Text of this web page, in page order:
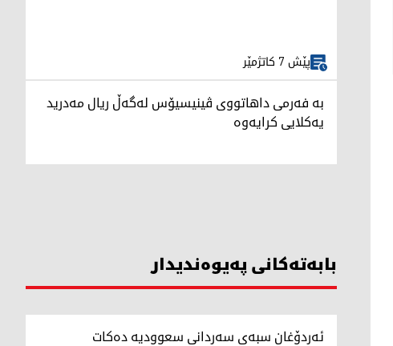
پێش 7 کاتژمێر
بە فەرمی داهاتووی ڤینیسیۆس لەگەڵ ریال مەدرید
یەکلایی کرایەوە
بابەتەکانی پەیوەندیدار
ئەردۆغان سبەی سەردانی سعوودیە دەکات